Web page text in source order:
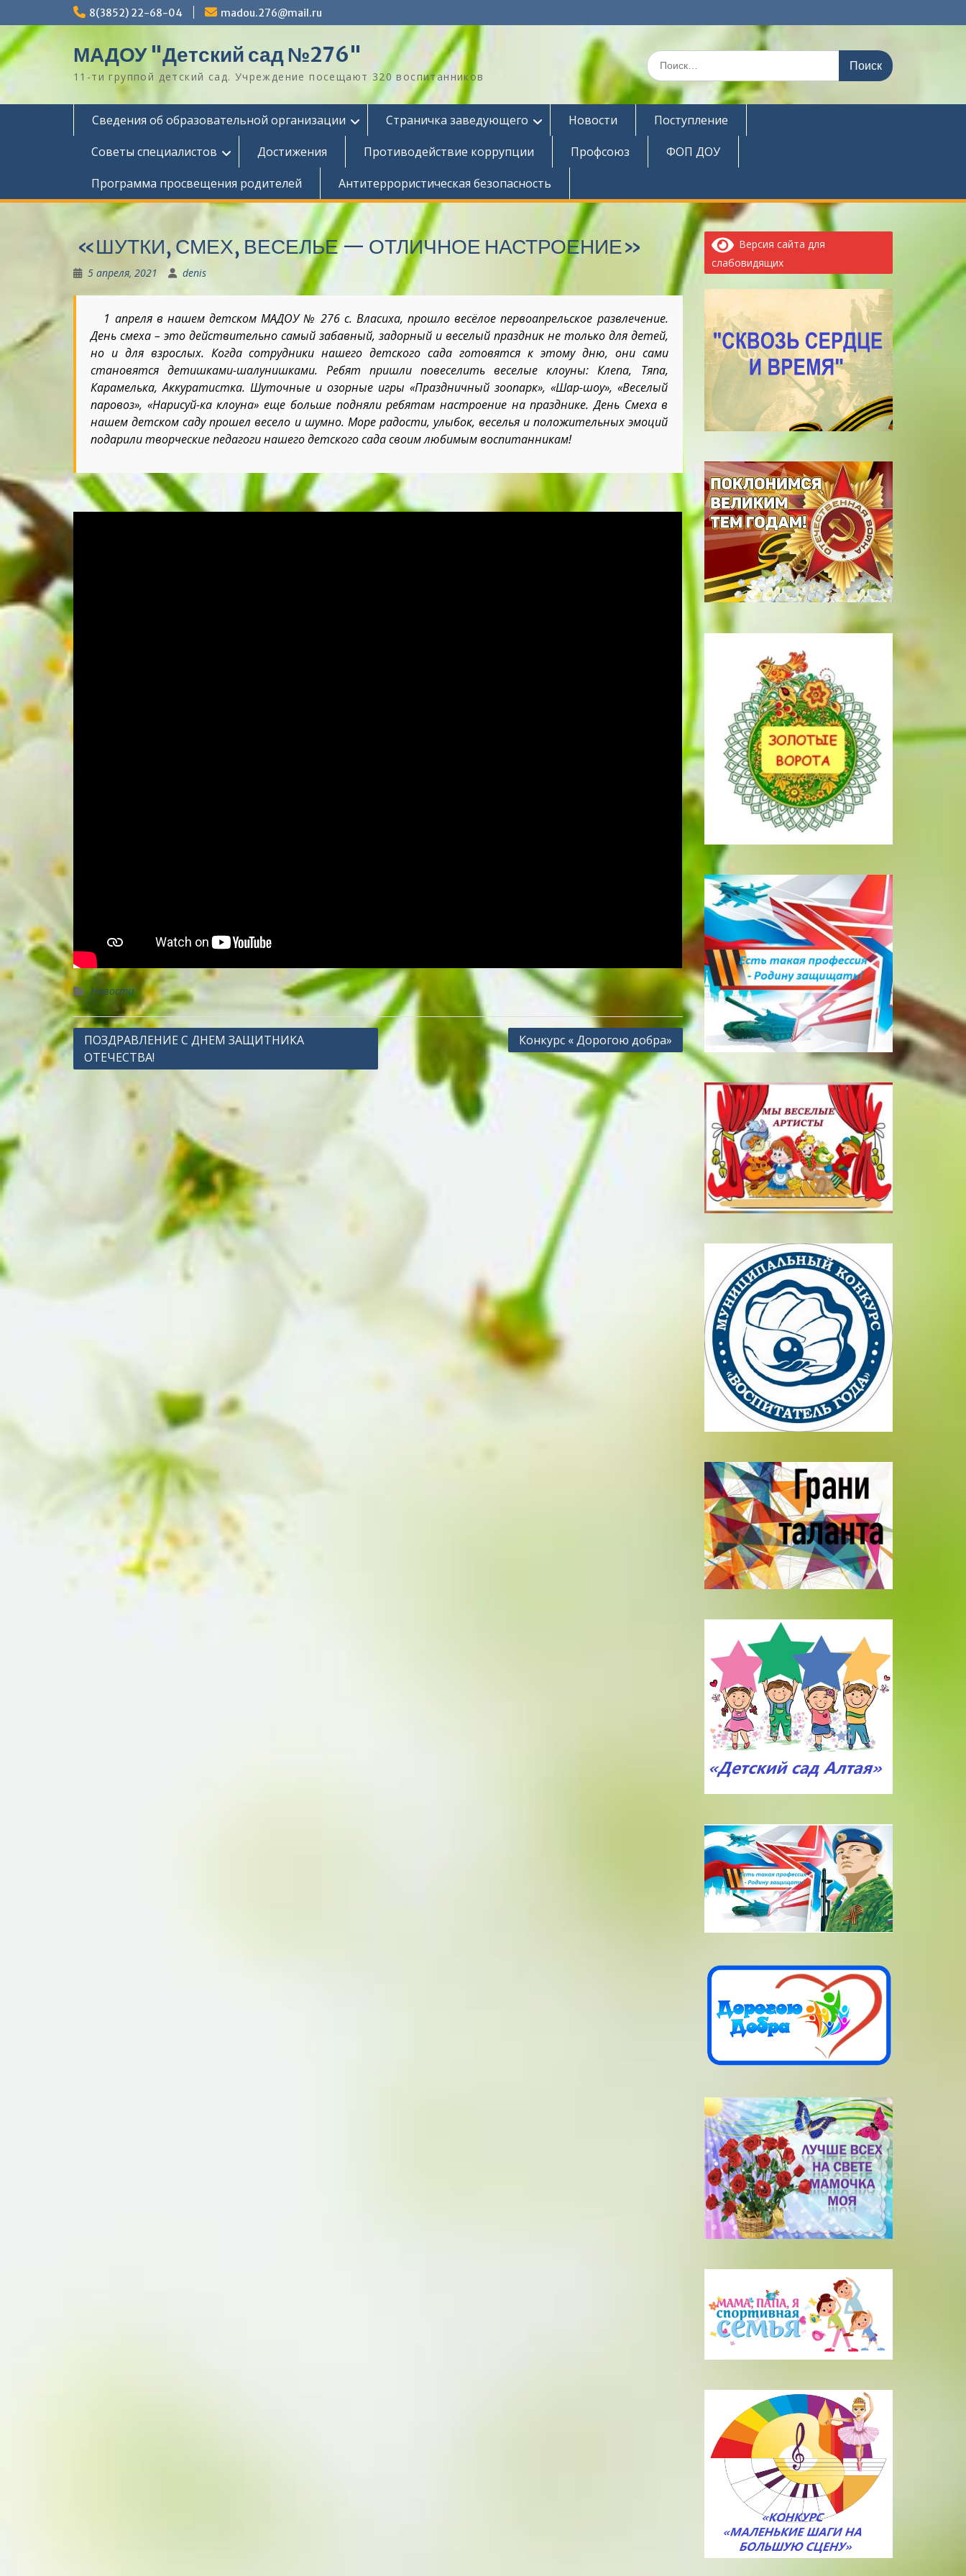
к
содержимому
8(3852) 22-68-04 madou.276@mail.ru
МАДОУ "Детский сад №276"
11-ти группой детский сад. Учреждение посещают 320 воспитанников
Поиск
по:
Сведения об образовательной организации Страничка заведующего Новости
Поступление
Советы специалистов
Достижения Противодействие коррупции Профсоюз
ФОП ДОУ
Программа просвещения родителей
Антитеррористическая безопасность
«ШУТКИ, СМЕХ, ВЕСЕЛЬЕ — ОТЛИЧНОЕ НАСТРОЕНИЕ»
5 апреля, 2021 denis
1 апреля в нашем детском МАДОУ № 276 с. Власиха, прошло весёлое первоапрельское развлечение.
День смеха – это действительно самый забавный, задорный и веселый праздник не только для детей,
но и для взрослых. Когда сотрудники нашего детского сада готовятся к этому дню, они сами
становятся детишками-шалунишками. Ребят пришли повеселить веселые клоуны: Клепа, Тяпа,
Карамелька, Аккуратистка. Шуточные и озорные игры «Праздничный зоопарк», «Шар-шоу», «Веселый
паровоз», «Нарисуй-ка клоуна» еще больше подняли ребятам настроение на празднике. День Смеха в
нашем детском саду прошел весело и шумно. Море радости, улыбок, веселья и положительных эмоций
подарили творческие педагоги нашего детского сада своим любимым воспитанникам!
Новости
Навигация
по
записям
ПОЗДРАВЛЕНИЕ С ДНЕМ ЗАЩИТНИКА
ОТЕЧЕСТВА!
Конкурс « Дорогою добра»
Версия сайта для
слабовидящих